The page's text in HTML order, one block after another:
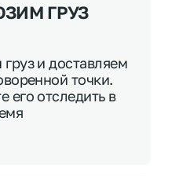
ГРУЗ
и доставляем
точки.
его отследить в